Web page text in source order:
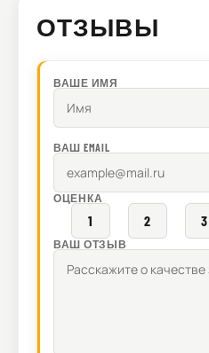
ОТЗЫВЫ
ВАШЕ ИМЯ
ВАШ EMAIL
ОЦЕНКА
1 2 3
ВАШ ОТЗЫВ